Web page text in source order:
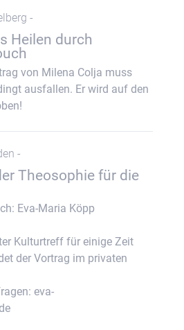
-
Heilen durch
von Milena Colja muss
ausfallen. Er wird auf den
-
Theosophie für die
Eva-Maria Köpp
Kulturtreff für einige Zeit
der Vortrag im privaten
eva-